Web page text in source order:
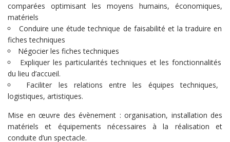
comparées optimisant les moyens humains, économiques,
matériels
Conduire une étude technique de faisabilité et la traduire en
fiches techniques
Négocier les fiches techniques
Expliquer les particularités techniques et les fonctionnalités
du lieu d’accueil.
Faciliter les relations entre les équipes techniques,
logistiques, artistiques.
Mise en œuvre des évènement : organisation, installation des
matériels et équipements nécessaires à la réalisation et
conduite d’un spectacle.